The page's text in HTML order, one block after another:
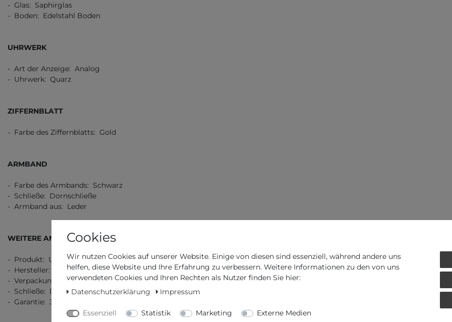
- Glas: Saphirglas
- Boden: Edelstahl Boden
UHRWERK
- Art der Anzeige: Analog
- Uhrwerk: Quarz
ZIFFERNBLATT
- Farbe des Ziffernblatts: Gold
ARMBAND
- Farbe des Armbands: Schwarz
- Schließe: Dornschließe
- Armband aus: Leder
WEITERE ANGABEN
- Produkt: Uhr
- Hersteller: Seiko
- Verpackung: Originalverpackung mit Dokumenten
- Schließe: Dornschließe
- Garantie: 3 Jahre Garantie, 2 Jahre Garantie
Cookies
Wir nutzen Cookies auf unserer Website. Einige von diesen sind essenziell, während andere uns
helfen, diese Website und Ihre Erfahrung zu verbessern. Weitere Informationen zu den von uns
verwendeten Cookies und Ihren Rechten als Nutzer finden Sie hier:
Datenschutzerklärung
Impressum
Essenziell Statistik Marketing
Externe Medien